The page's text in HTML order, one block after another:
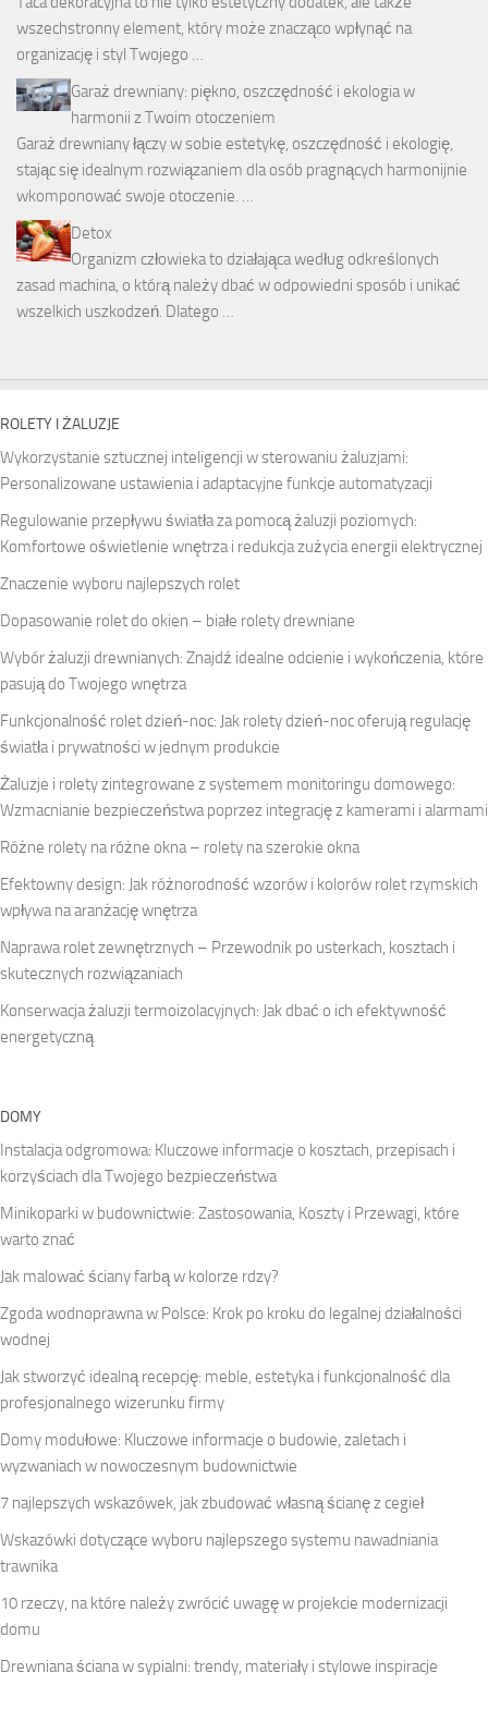
wszechstronny element, który może znacząco wpłynąć na
organizację i styl Twojego …
Garaż drewniany: piękno, oszczędność i ekologia w
harmonii z Twoim otoczeniem
Garaż drewniany łączy w sobie estetykę, oszczędność i ekologię,
stając się idealnym rozwiązaniem dla osób pragnących harmonijnie
wkomponować swoje otoczenie. …
Detox
Organizm człowieka to działająca według odkreślonych
zasad machina, o którą należy dbać w odpowiedni sposób i unikać
wszelkich uszkodzeń. Dlatego …
ROLETY I ŻALUZJE
Wykorzystanie sztucznej inteligencji w sterowaniu żaluzjami:
Personalizowane ustawienia i adaptacyjne funkcje automatyzacji
Regulowanie przepływu światła za pomocą żaluzji poziomych:
Komfortowe oświetlenie wnętrza i redukcja zużycia energii elektrycznej
Znaczenie wyboru najlepszych rolet
Dopasowanie rolet do okien – białe rolety drewniane
Wybór żaluzji drewnianych: Znajdź idealne odcienie i wykończenia, które
pasują do Twojego wnętrza
Funkcjonalność rolet dzień-noc: Jak rolety dzień-noc oferują regulację
światła i prywatności w jednym produkcie
Żaluzje i rolety zintegrowane z systemem monitoringu domowego:
Wzmacnianie bezpieczeństwa poprzez integrację z kamerami i alarmami
Różne rolety na różne okna – rolety na szerokie okna
Efektowny design: Jak różnorodność wzorów i kolorów rolet rzymskich
wpływa na aranżację wnętrza
Naprawa rolet zewnętrznych – Przewodnik po usterkach, kosztach i
skutecznych rozwiązaniach
Konserwacja żaluzji termoizolacyjnych: Jak dbać o ich efektywność
energetyczną
DOMY
Instalacja odgromowa: Kluczowe informacje o kosztach, przepisach i
korzyściach dla Twojego bezpieczeństwa
Minikoparki w budownictwie: Zastosowania, Koszty i Przewagi, które
warto znać
Jak malować ściany farbą w kolorze rdzy?
Zgoda wodnoprawna w Polsce: Krok po kroku do legalnej działalności
wodnej
Jak stworzyć idealną recepcję: meble, estetyka i funkcjonalność dla
profesjonalnego wizerunku firmy
Domy modułowe: Kluczowe informacje o budowie, zaletach i
wyzwaniach w nowoczesnym budownictwie
7 najlepszych wskazówek, jak zbudować własną ścianę z cegieł
Wskazówki dotyczące wyboru najlepszego systemu nawadniania
trawnika
10 rzeczy, na które należy zwrócić uwagę w projekcie modernizacji
domu
Drewniana ściana w sypialni: trendy, materiały i stylowe inspiracje